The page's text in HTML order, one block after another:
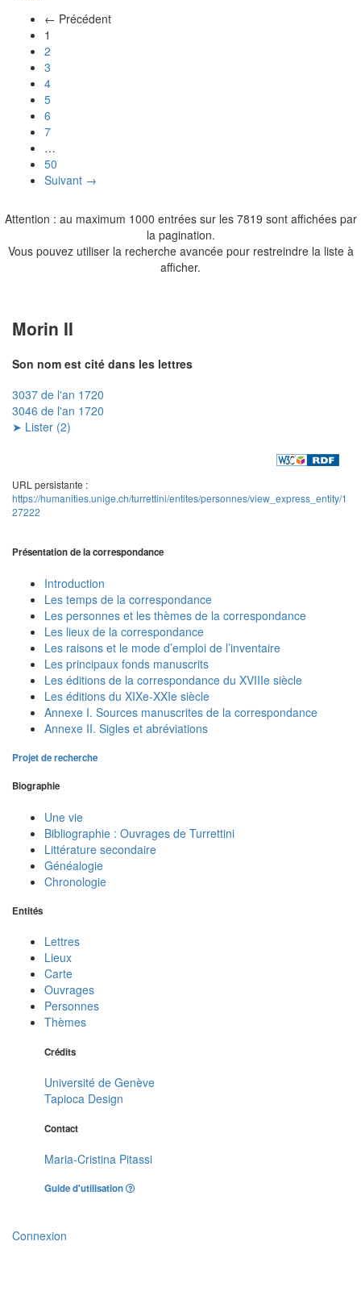
← Précédent
1
2
3
4
5
6
7
…
50
Suivant →
Attention : au maximum 1000 entrées sur les 7819 sont affichées par
la pagination.
Vous pouvez utiliser la recherche avancée pour restreindre la liste à
afficher.
Morin II
Son nom est cité dans les lettres
3037 de l'an 1720
3046 de l'an 1720
➤ Lister (2)
URL persistante :
https://humanities.unige.ch/turrettini/entites/personnes/view_express_entity/1
27222
Présentation de la correspondance
Introduction
Les temps de la correspondance
Les personnes et les thèmes de la correspondance
Les lieux de la correspondance
Les raisons et le mode d’emploi de l’inventaire
Les principaux fonds manuscrits
Les éditions de la correspondance du XVIIIe siècle
Les éditions du XIXe-XXIe siècle
Annexe I. Sources manuscrites de la correspondance
Annexe II. Sigles et abréviations
Projet de recherche
Biographie
Une vie
Bibliographie : Ouvrages de Turrettini
Littérature secondaire
Généalogie
Chronologie
Entités
Lettres
Lieux
Carte
Ouvrages
Personnes
Thèmes
Crédits
Université de Genève
Tapioca Design
Contact
Maria-Cristina Pitassi
Guide d'utilisation
Connexion